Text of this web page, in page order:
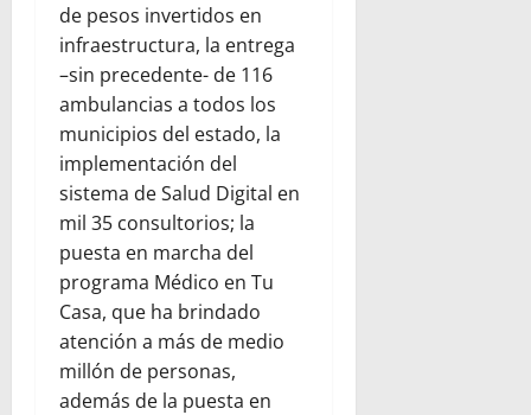
de pesos invertidos en
infraestructura, la entrega
–sin precedente- de 116
ambulancias a todos los
municipios del estado, la
implementación del
sistema de Salud Digital en
mil 35 consultorios; la
puesta en marcha del
programa Médico en Tu
Casa, que ha brindado
atención a más de medio
millón de personas,
además de la puesta en